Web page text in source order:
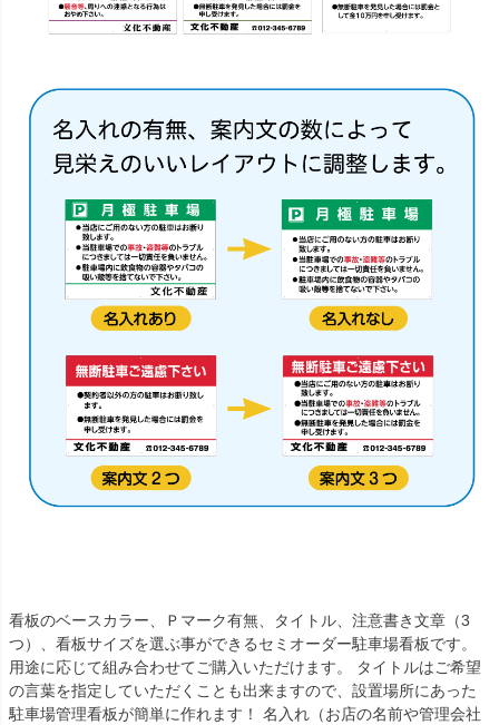
看板のベースカラー、Ｐマーク有無、タイトル、注意書き文章（3
つ）、看板サイズを選ぶ事ができるセミオーダー駐車場看板です。
用途に応じて組み合わせてご購入いただけます。 タイトルはご希望
の言葉を指定していただくことも出来ますので、設置場所にあった
駐車場管理看板が簡単に作れます！ 名入れ（お店の名前や管理会社